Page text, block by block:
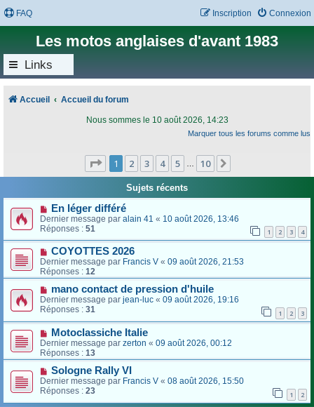
FAQ Connexion
Inscription
Les motos anglaises d'avant 1983
Links
Accueil Accueil du forum
Nous sommes le 10 août 2026, 14:23
Marquer tous les forums comme lus
Page 1sur
1 2 3 4 5 10
Sujets récents
En léger différé
Dernier message par alain 41 « 10 août 2026, 13:46
Réponses : 51 1 2 3 4
COYOTTES 2026
Dernier message par Francis V « 09 août 2026, 21:53
Réponses : 12
mano contact de pression d'huile
Dernier message par jean-luc « 09 août 2026, 19:16
Réponses : 31 1 2 3
Motoclassiche Italie
Dernier message par zerton « 09 août 2026, 00:12
Réponses : 13
Sologne Rally VI
Dernier message par Francis V « 08 août 2026, 15:50
Réponses : 23 1 2